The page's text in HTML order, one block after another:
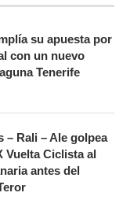
su apuesta por
con un nuevo
Tenerife
– Rali – Ale golpea
Vuelta Ciclista al
antes del